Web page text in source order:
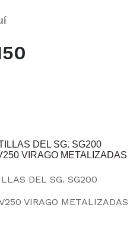
DEL SG. SG200
VIRAGO METALIZADAS